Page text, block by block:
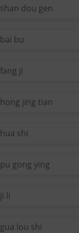
shan dou gen
bai bu
fang ji
hong jing tian
hua shi
pu gong ying
ji li
gua lou shi